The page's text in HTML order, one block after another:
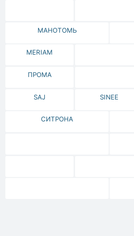
МАНОТОМЬ
MERIAM
ПРОМА
SAJ SINEE
СИТРОНА